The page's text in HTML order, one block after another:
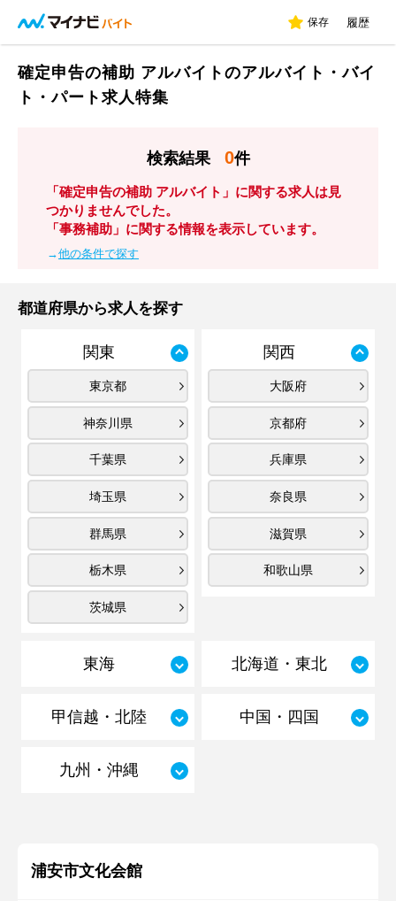
保存 履歴
確定申告の補助 アルバイトのアルバイト・バイ
ト・パート求人特集
検索結果 0件
「確定申告の補助 アルバイト」に関する求人は見
つかりませんでした。
「事務補助」に関する情報を表示しています。
→他の条件で探す
都道府県から求人を探す
関東
東京都
神奈川県
千葉県
埼玉県
群馬県
栃木県
茨城県
関西
大阪府
京都府
兵庫県
奈良県
滋賀県
和歌山県
東海 北海道・東北
甲信越・北陸 中国・四国
九州・沖縄
浦安市文化会館